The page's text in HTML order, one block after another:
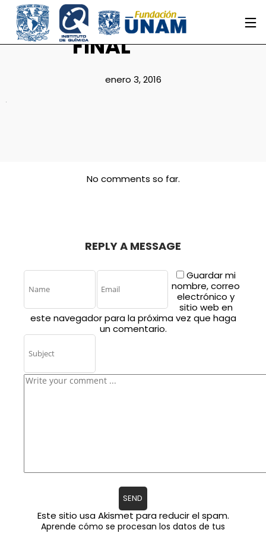
FINAL
enero 3, 2016
No comments so far.
REPLY A MESSAGE
Guardar mi
nombre, correo
electrónico y
sitio web en
este navegador para la próxima vez que haga
un comentario.
Este sitio usa Akismet para reducir el spam.
Aprende cómo se procesan los datos de tus